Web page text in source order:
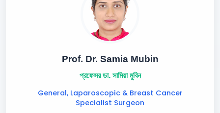
Prof. Dr. Samia Mubin
প্রফেসর ডা. সামিয়া মুবিন
General, Laparoscopic & Breast Cancer
Specialist Surgeon